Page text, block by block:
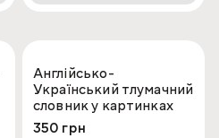
Англійсько-
Український тлумачний
словник у картинках
350 грн